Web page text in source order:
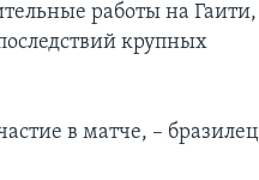
работы на Гаити,
крупных
в матче, – бразилец